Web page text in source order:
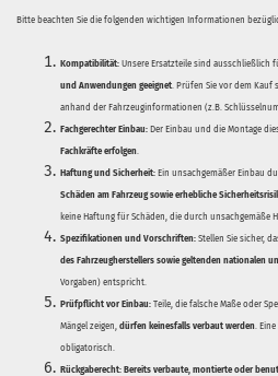
Bitte beachten Sie die folgenden wichtigen Informationen
Kompatibilität: Unsere Ersatzteile sind ausschließlich
und Anwendungen geeignet. Prüfen Sie vor dem Kauf
anhand der Fahrzeuginformationen (z.B.
Fachgerechter Einbau: Der Einbau und die Montage
Fachkräfte erfolgen.
Haftung und Sicherheit: Ein unsachgemäßer Einbau
Schäden am Fahrzeug sowie erhebliche
keine Haftung für Schäden, die durch unsachgemäße
Spezifikationen und Vorschriften: Stellen Sie sicher,
des Fahrzeugherstellers sowie geltenden nationalen
Vorgaben) entspricht.
Prüfpflicht vor Einbau: Teile, die falsche Maße oder
Mängel zeigen, dürfen keinesfalls verbaut werden.
obligatorisch.
Rückgaberecht: Bereits verbaute, montierte oder